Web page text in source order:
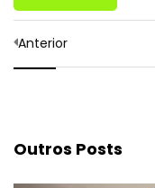
Anterior
Outros Posts